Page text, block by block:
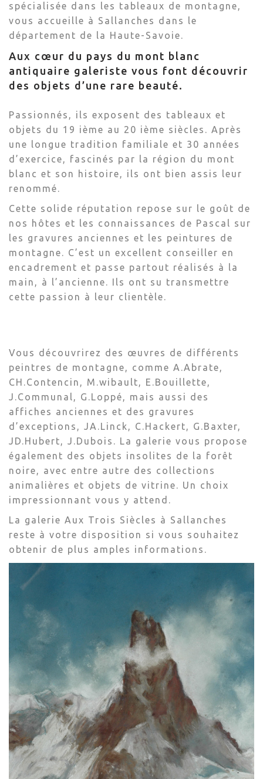
spécialisée dans les tableaux de montagne,
vous accueille à Sallanches dans le
département de la Haute-Savoie.
Aux cœur du pays du mont blanc
antiquaire galeriste vous font découvrir
des objets d’une rare beauté.
Passionnés, ils exposent des tableaux et
objets du 19 ième au 20 ième siècles. Après
une longue tradition familiale et 30 années
d’exercice, fascinés par la région du mont
blanc et son histoire, ils ont bien assis leur
renommé.
Cette solide réputation repose sur le goût de
nos hôtes et les connaissances de Pascal sur
les gravures anciennes et les peintures de
montagne. C’est un excellent conseiller en
encadrement et passe partout réalisés à la
main, à l’ancienne. Ils ont su transmettre
cette passion à leur clientèle.
Vous découvrirez des œuvres de différents
peintres de montagne, comme A.Abrate,
CH.Contencin, M.wibault, E.Bouillette,
J.Communal, G.Loppé, mais aussi des
affiches anciennes et des gravures
d’exceptions, JA.Linck, C.Hackert, G.Baxter,
JD.Hubert, J.Dubois. La galerie vous propose
également des objets insolites de la forêt
noire, avec entre autre des collections
animalières et objets de vitrine. Un choix
impressionnant vous y attend.
La galerie Aux Trois Siècles à Sallanches
reste à votre disposition si vous souhaitez
obtenir de plus amples informations.